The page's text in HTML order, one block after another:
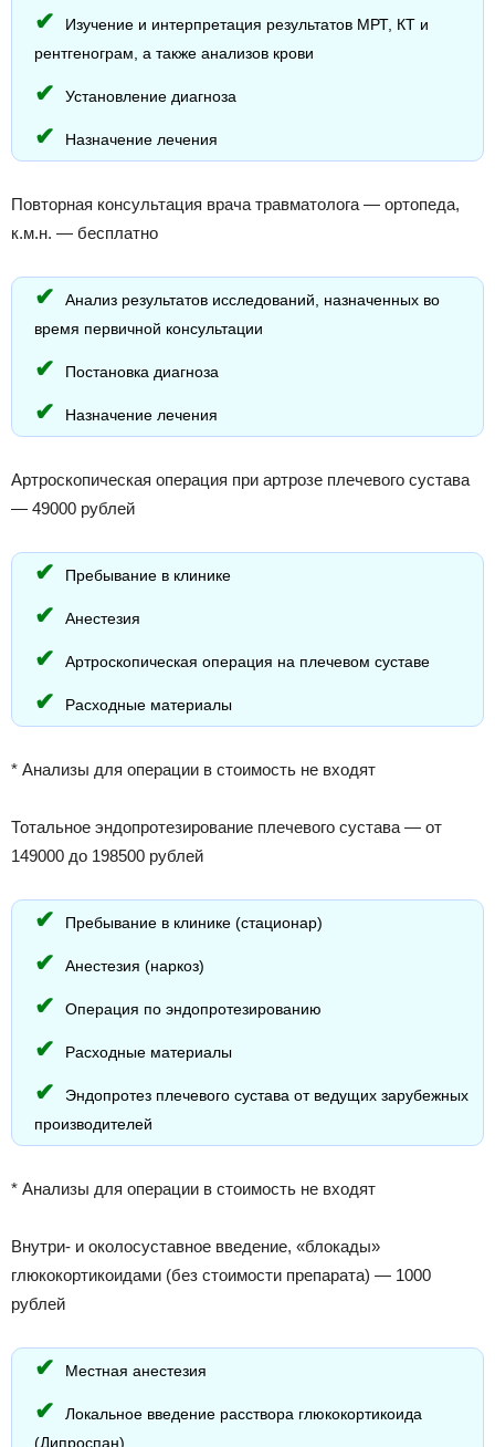
Изучение и интерпретация результатов МРТ, КТ и
рентгенограм, а также анализов крови
Установление диагноза
Назначение лечения
Повторная консультация врача травматолога — ортопеда,
к.м.н. — бесплатно
Анализ результатов исследований, назначенных во
время первичной консультации
Постановка диагноза
Назначение лечения
Артроскопическая операция при артрозе плечевого сустава
— 49000 рублей
Пребывание в клинике
Анестезия
Артроскопическая операция на плечевом суставе
Расходные материалы
* Анализы для операции в стоимость не входят
Тотальное эндопротезирование плечевого сустава — от
149000 до 198500 рублей
Пребывание в клинике (стационар)
Анестезия (наркоз)
Операция по эндопротезированию
Расходные материалы
Эндопротез плечевого сустава от ведущих зарубежных
производителей
* Анализы для операции в стоимость не входят
Внутри- и околосуставное введение, «блокады»
глюкокортикоидами (без стоимости препарата) — 1000
рублей
Местная анестезия
Локальное введение расствора глюкокортикоида
(Дипроспан)